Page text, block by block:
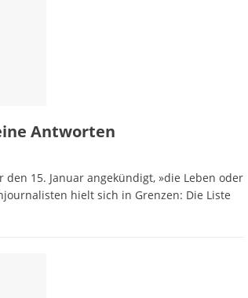
Antworten
15. Januar angekündigt, »die Leben oder
hielt sich in Grenzen: Die Liste